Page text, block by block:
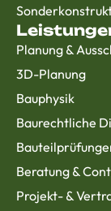
Planung &
3D-Planung
Bauphysik
Baurechtliche
Beratung &
Projekt- &